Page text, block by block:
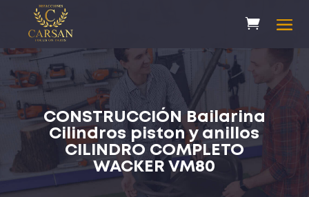
CONSTRUCCIÓN Bailarina
Cilindros piston y anillos
CILINDRO COMPLETO
WACKER VM80